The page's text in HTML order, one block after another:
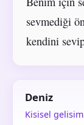
sevmediği
kendini
Deniz
Kisisel gelisim